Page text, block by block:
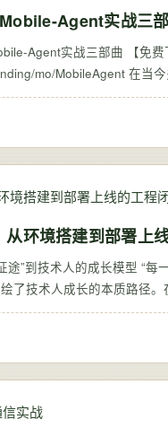
Agent实战三
免费下载链接】MobileAgent Mobile-
址: https://
环境搭建到部署上
高举奖杯&#xff0c;皆为无数日夜苦练的答卷。”这句话虽然
了技术人成长的本质路径